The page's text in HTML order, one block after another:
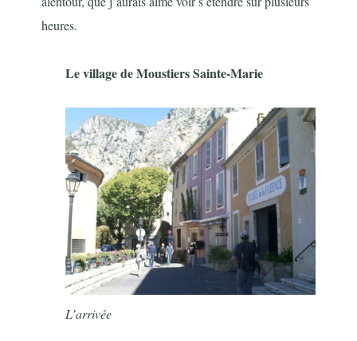
heures.
Le village de Moustiers Sainte-Marie
L’arrivée